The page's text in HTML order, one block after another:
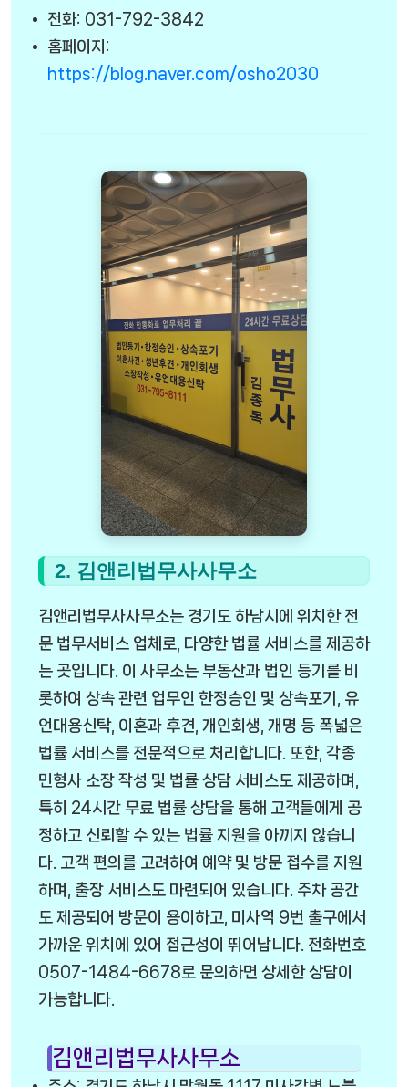
전화: 031-792-3842
홈페이지:
https://blog.naver.com/osho2030
2. 김앤리법무사사무소
김앤리법무사사무소는 경기도 하남시에 위치한 전
문 법무서비스 업체로, 다양한 법률 서비스를 제공하
는 곳입니다. 이 사무소는 부동산과 법인 등기를 비
롯하여 상속 관련 업무인 한정승인 및 상속포기, 유
언대용신탁, 이혼과 후견, 개인회생, 개명 등 폭넓은
법률 서비스를 전문적으로 처리합니다. 또한, 각종
민형사 소장 작성 및 법률 상담 서비스도 제공하며,
특히 24시간 무료 법률 상담을 통해 고객들에게 공
정하고 신뢰할 수 있는 법률 지원을 아끼지 않습니
다. 고객 편의를 고려하여 예약 및 방문 접수를 지원
하며, 출장 서비스도 마련되어 있습니다. 주차 공간
도 제공되어 방문이 용이하고, 미사역 9번 출구에서
가까운 위치에 있어 접근성이 뛰어납니다. 전화번호
0507-1484-6678로 문의하면 상세한 상담이
가능합니다.
김앤리법무사사무소